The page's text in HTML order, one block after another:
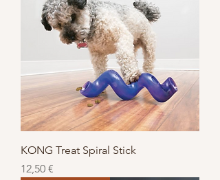
KONG Treat Spiral Stick
Prix
12,50 €